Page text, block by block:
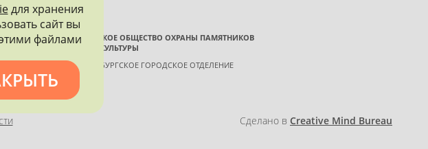
ВСЕРОССИЙСКОЕ ОБЩЕСТВО ОХРАНЫ ПАМЯТНИКОВ
ИСТОРИИ И КУЛЬТУРЫ
САНКТ-ПЕТЕРБУРГСКОЕ ГОРОДСКОЕ ОТДЕЛЕНИЕ
Сделано в Creative Mind Bureau
для хранения
сайт вы
файлами